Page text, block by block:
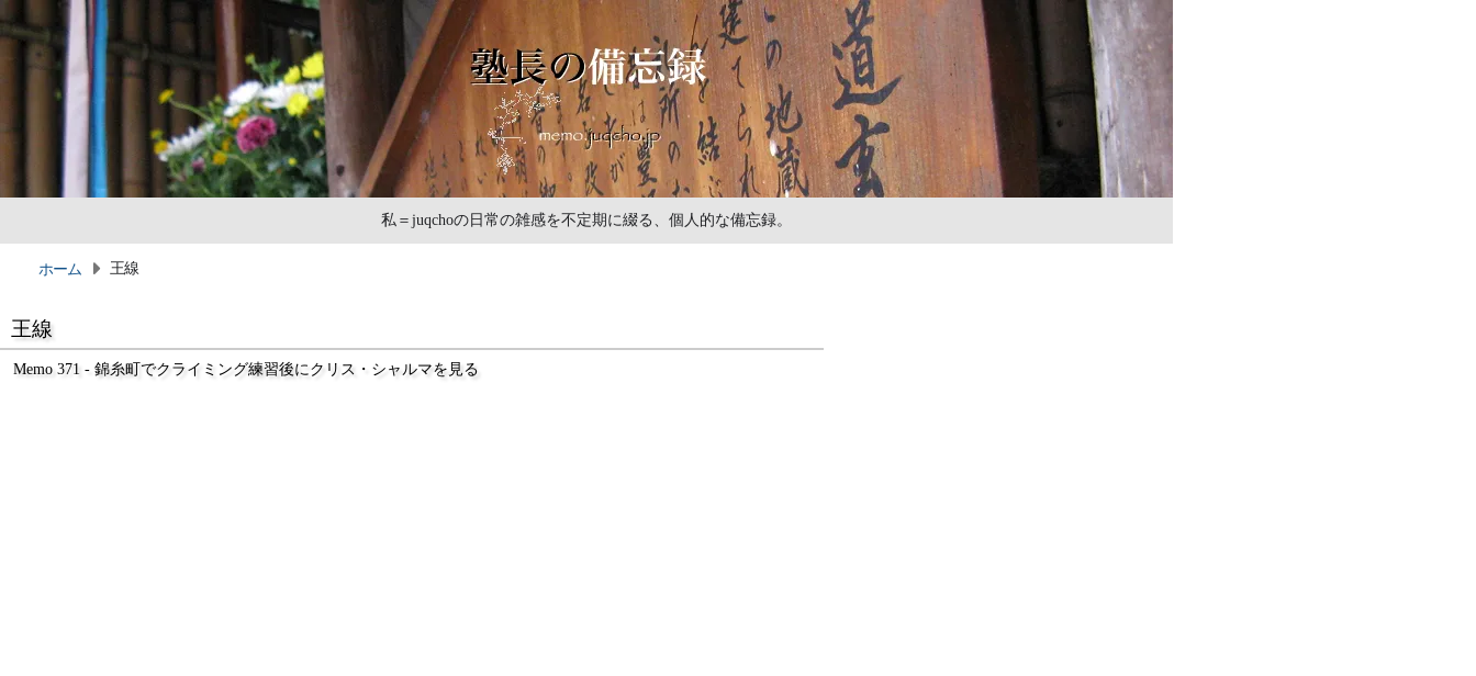
私＝juqchoの日常の雑感を不定期に綴る、個人的な備忘録。
ホーム 王線
王線
Memo 371 - 錦糸町でクライミング練習後にクリス・シャルマを見る